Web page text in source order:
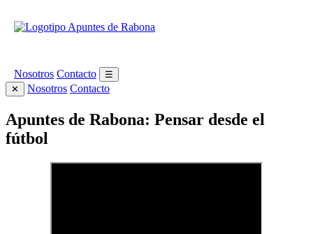
Nosotros Contacto
☰
✕
Nosotros Contacto
Apuntes de Rabona: Pensar desde el
fútbol